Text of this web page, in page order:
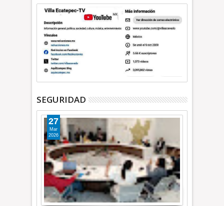
SEGURIDAD
27
Mar
2026